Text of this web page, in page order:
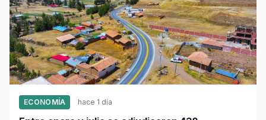
ECONOMÍA hace 1 día